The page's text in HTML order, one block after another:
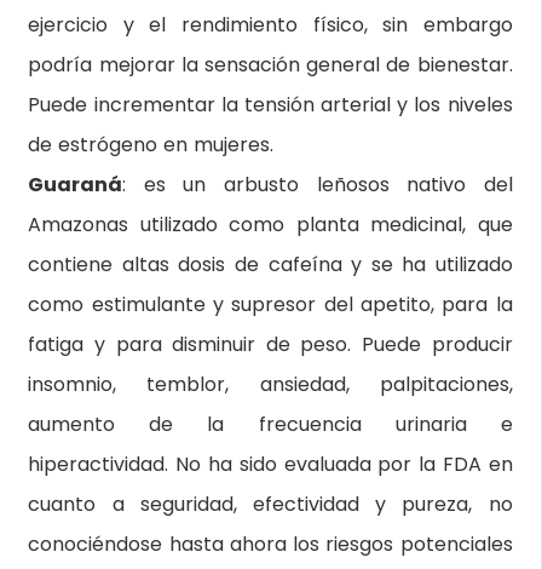
ejercicio y el rendimiento físico, sin embargo
podría mejorar la sensación general de bienestar.
Puede incrementar la tensión arterial y los niveles
de estrógeno en mujeres.
Guaraná: es un arbusto leñosos nativo del
Amazonas utilizado como planta medicinal, que
contiene altas dosis de cafeína y se ha utilizado
como estimulante y supresor del apetito, para la
fatiga y para disminuir de peso. Puede producir
insomnio, temblor, ansiedad, palpitaciones,
aumento de la frecuencia urinaria e
hiperactividad. No ha sido evaluada por la FDA en
cuanto a seguridad, efectividad y pureza, no
conociéndose hasta ahora los riesgos potenciales